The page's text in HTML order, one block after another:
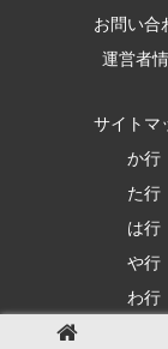
お問い合
運営者
サイトマ
か行
た行
は行
や行
わ行
Copyright ©